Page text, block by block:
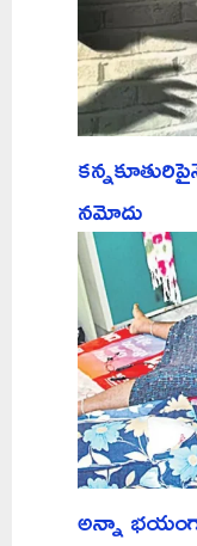
నమోదు
అన్నా